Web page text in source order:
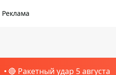
Реклама
🔴 Ракетный удар 5 августа